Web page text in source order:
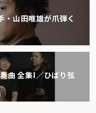
・山田唯雄が爪弾く
曲 全集I／ひばり弦